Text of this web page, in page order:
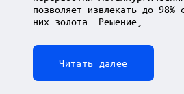
позволяет извлекать до 98%
них золота. Решение,…
Читать далее